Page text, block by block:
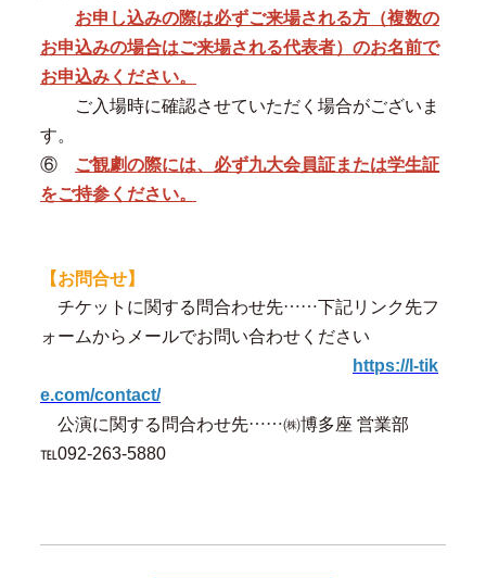
お申し込みの際は必ずご来場される方（複数の
お申込みの場合はご来場される代表者）のお名前で
お申込みください。
ご入場時に確認させていただく場合がございま
す。
⑥
ご観劇の際には、必ず九大会員証または学生証
をご持参ください。
【お問合せ】
チケットに関する問合わせ先……下記リンク先フ
ォームからメールでお問い合わせください
https://l-tik
e.com/contact/
公演に関する問合わせ先……㈱博多座 営業部
℡092-263-5880